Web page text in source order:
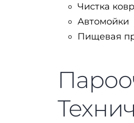
Чистка
Автомойки
Пищевая